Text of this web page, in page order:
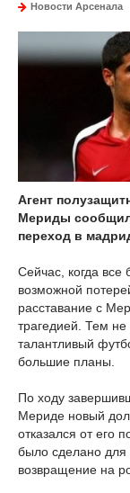
Новости Арсенала
Агент
Мериды
переход в
Сейчас, когда все
возможной
расставание с
трагедией. Тем
талантливый
большие планы.
По ходу
Мериде новый
отказался от его
было сделано для
возвращение на